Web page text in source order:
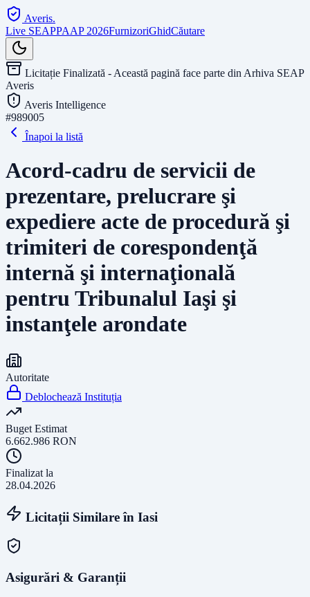
Averis.
Live SEAPPAAP 2026FurnizoriGhidCăutare
Licitație Finalizată - Această pagină face parte din Arhiva SEAP
Averis
Averis Intelligence
#989005
Înapoi la listă
Acord-cadru de servicii de
prezentare, prelucrare şi
expediere acte de procedură şi
trimiteri de corespondenţă
internă şi internaţională
pentru Tribunalul Iaşi şi
instanţele arondate
Autoritate
Deblochează Instituția
Buget Estimat
6.662.986 RON
Finalizat la
28.04.2026
Licitații Similare în Iasi
Asigurări & Garanții